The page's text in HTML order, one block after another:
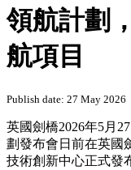
領航計劃
航項目
Publish date: 27 May 2026
英國劍橋2026年5月27
劃發布會日前在英國
技術創新中心正式發